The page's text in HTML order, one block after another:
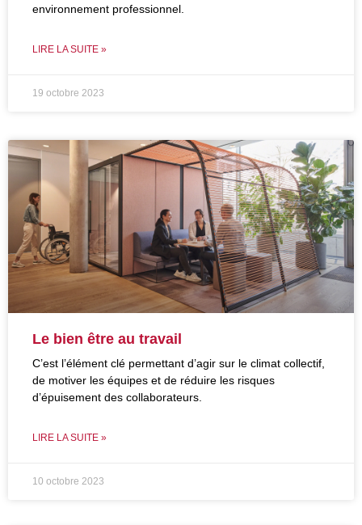
environnement professionnel.
LIRE LA SUITE »
19 octobre 2023
Le bien être au travail
C’est l’élément clé permettant d’agir sur le climat collectif,
de motiver les équipes et de réduire les risques
d’épuisement des collaborateurs.
LIRE LA SUITE »
10 octobre 2023